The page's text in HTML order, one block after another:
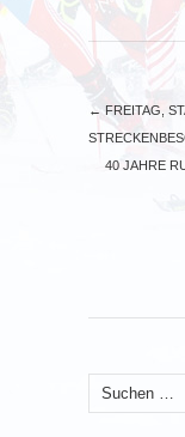
← FREITAG,
40 JAHRE
Suchen
nach: